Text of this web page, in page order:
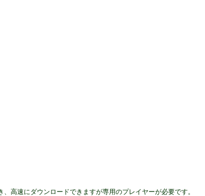
高速にダウンロードできますが専用のプレイヤーが必要です。